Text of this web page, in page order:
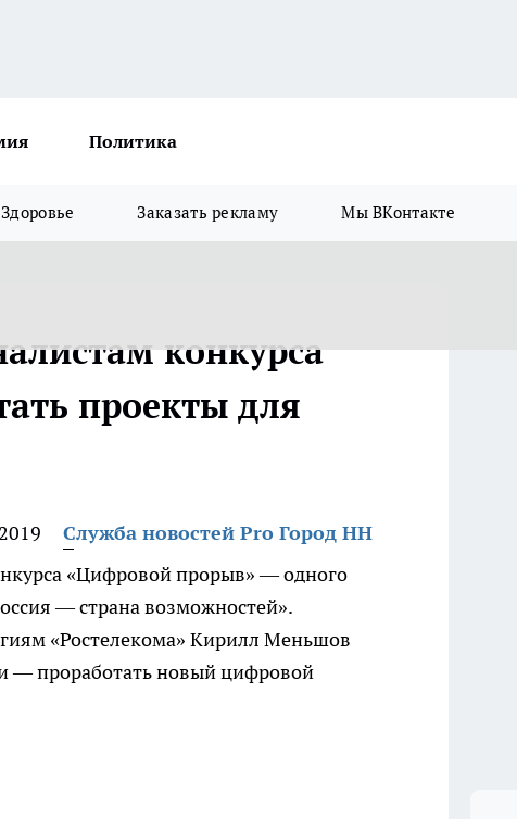
Политика
Здоровье Заказать рекламу Мы ВКонтакте
конкурса
проекты для
Служба новостей Pro Город НН
«Цифровой прорыв» — одного
— страна возможностей».
«Ростелекома» Кирилл Меньшов
— проработать новый цифровой